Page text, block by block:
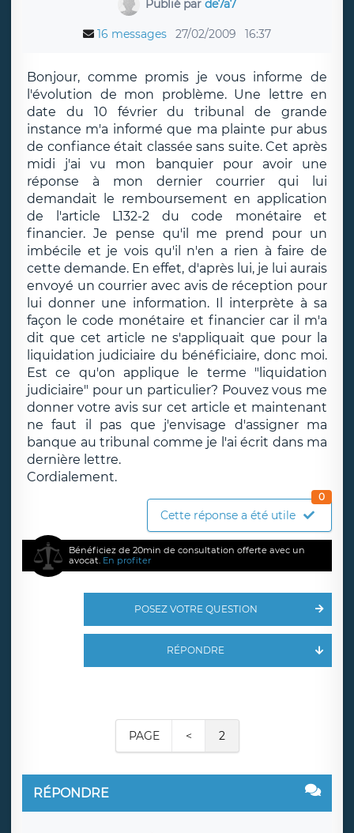
Publié parde7a7
16 messages 27/02/2009 16:37
Bonjour, comme promis je vous informe de
l'évolution de mon problème. Une lettre en
date du 10 février du tribunal de grande
instance m'a informé que ma plainte pur abus
de confiance était classée sans suite. Cet après
midi j'ai vu mon banquier pour avoir une
réponse à mon dernier courrier qui lui
demandait le remboursement en application
de l'article L132-2 du code monétaire et
financier. Je pense qu'il me prend pour un
imbécile et je vois qu'il n'en a rien à faire de
cette demande. En effet, d'après lui, je lui aurais
envoyé un courrier avec avis de réception pour
lui donner une information. Il interprète à sa
façon le code monétaire et financier car il m'a
dit que cet article ne s'appliquait que pour la
liquidation judiciaire du bénéficiaire, donc moi.
Est ce qu'on applique le terme "liquidation
judiciaire" pour un particulier? Pouvez vous me
donner votre avis sur cet article et maintenant
ne faut il pas que j'envisage d'assigner ma
banque au tribunal comme je l'ai écrit dans ma
dernière lettre.
Cordialement.
Cette réponse a été utile
0
Bénéficiez de 20min de consultation offerte avec un
avocat. En profiter
POSEZ VOTRE QUESTION
RÉPONDRE
PAGE < 2
RÉPONDRE